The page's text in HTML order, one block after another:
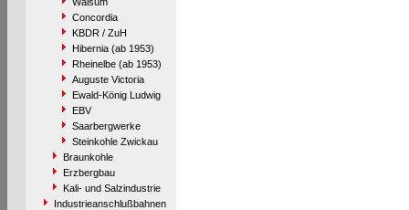
Concordia
KBDR / ZuH
Hibernia (ab 1953)
Rheinelbe (ab 1953)
Auguste Victoria
Ewald-König Ludwig
EBV
Saarbergwerke
Steinkohle Zwickau
Braunkohle
Erzbergbau
Kali- und Salzindustrie
Industrieanschlußbahnen